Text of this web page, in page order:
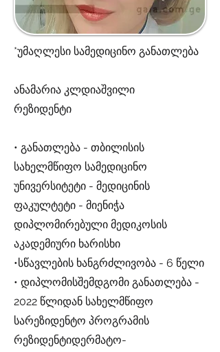
*უმაღლესი სამედიცინო განათლება
ანამარია კლდიაშვილი
რეზიდენტი
• განათლება - თბილისის
სახელმწიფო სამედიცინო
უნივერსიტეტი - მედიცინის
ფაკულტეტი - მიენიჭა
დიპლომირებული მედიკოსის
აკადემიური ხარისხი
•სწავლების ხანგრძლივობა - 6 წელი
• დიპლომისშემდგომი განათლება -
2022 წლიდან სახელმწიფო
სარეზიდენტო პროგრამის
რეზიდენტიდერმატო-